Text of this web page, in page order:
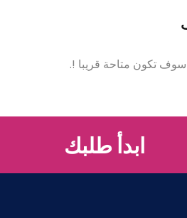
سوف تكون متاحة قريبا !.
ابدأ طلبك